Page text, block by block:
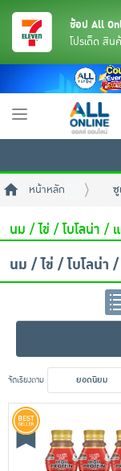
เครื่องปรุงรสและของแห้ง
ขนมขบเคี้ยว และช็อคโกแลต
อาหารสด ผัก ผลไม้และเบ
ช้อป All
โปรเด็ด สิน
Toggle
หน้าหลัก
นม / ไข่ / โบโลน่า /
นม / ไข่ / โบโลน่า
จัดเรียงตาม ยอดนิยม